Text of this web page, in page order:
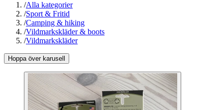
/Alla kategorier
/Sport & Fritid
/Camping & hiking
/Vildmarkskläder & boots
/Vildmarkskläder
Hoppa över karusell